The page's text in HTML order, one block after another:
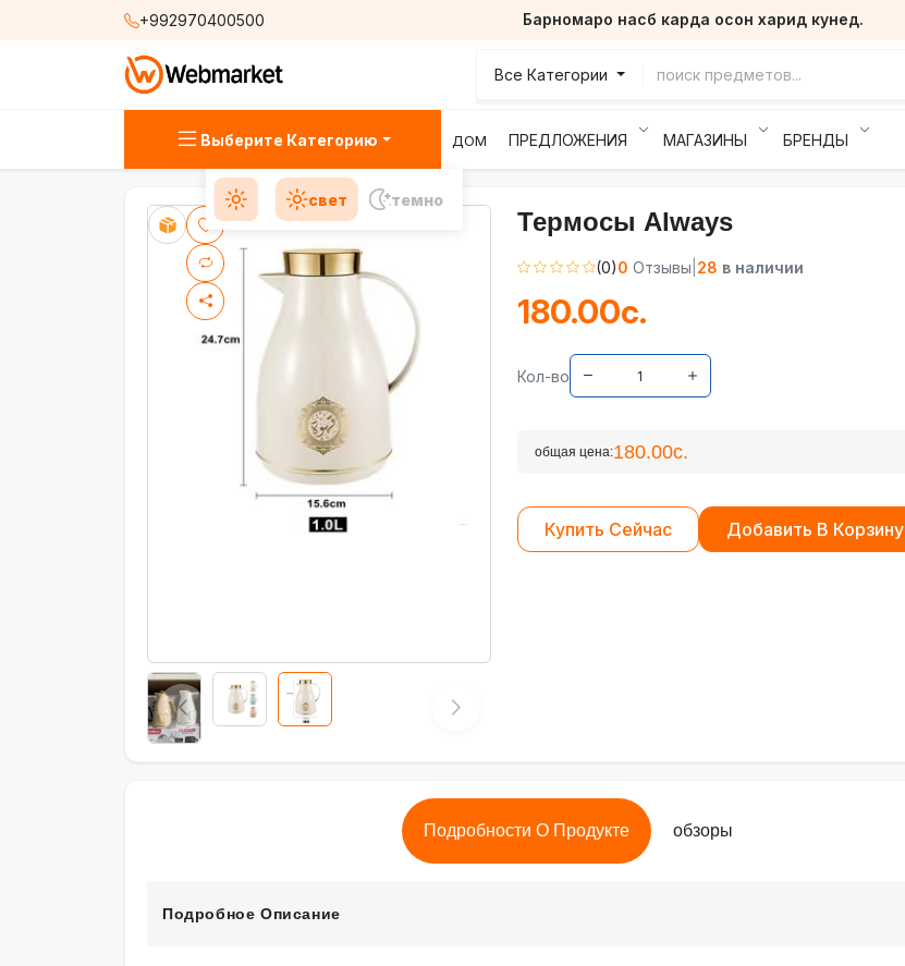
+992970400500 Барномаро насб карда осон харид кунед.
Все Категории
Выберите Категорию ДОМ ПРЕДЛОЖЕНИЯ МАГАЗИНЫ БРЕНДЫ
свет темно
Термосы Always
(0)0 Отзывы 28 в наличии
180.00с.
Кол-во
общая цена:180.00с.
Купить Сейчас Добавить В Корзину
Подробности О Продукте обзоры
Подробное Описание